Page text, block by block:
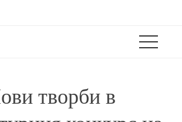
творби в